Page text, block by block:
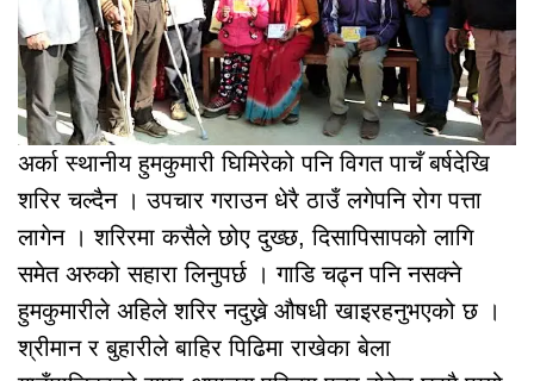
अर्का स्थानीय हुमकुमारी घिमिरेको पनि विगत पाचँ बर्षदेखि
शरिर चल्दैन । उपचार गराउन धेरै ठाउँ लगेपनि रोग पत्ता
लागेन । शरिरमा कसैले छोए दुख्छ, दिसापिसापको लागि
समेत अरुको सहारा लिनुपर्छ । गाडि चढ्न पनि नसक्ने
हुमकुमारीले अहिले शरिर नदुख्ने औषधी खाइरहनुभएको छ ।
श्रीमान र बुहारीले बाहिर पिढिमा राखेका बेला